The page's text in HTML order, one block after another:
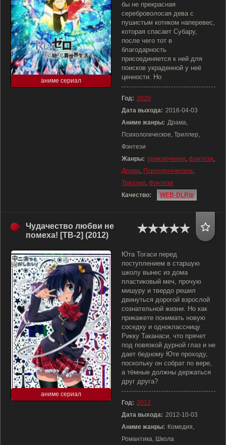
аниме сериал
бы не прекрасная
сереброволосая дева с
пушистым котиком наперевес,
которая спасает Субару,
после чего тот в
благодарность
присоединяется к ней для
поисков украденной у неё
ценности. Но
Год: 2020
Дата выхода: 2016-04-03
Аниме жанры: Драма,
Психологическое, Триллер,
Фэнтези
Жанры: приключения, фэнтези,
Драма, Психологическое,
Триллер, Фэнтези
Качество:
WEB-DLRip
Чудачество любви не
помеха! [ТВ-2] (2012)
аниме сериал
Юта Тогаси перед
поступлением в старшую
школу вынес из дома
пластиковый меч, прочую
мишуру и твердо решил
двинуться дорогой взрослой
сознательной жизни. Но как
прикажете понимать новую
соседку и одноклассницу
Рикку Таканаси, что прячет
под повязкой дурной глаз и не
дает бедному Юте проходу,
поскольку он собрат по вере,
а тёмные должны держаться
друг друга?
Год: 2012
Дата выхода: 2012-10-03
Аниме жанры: Комедия,
Романтика, Школа